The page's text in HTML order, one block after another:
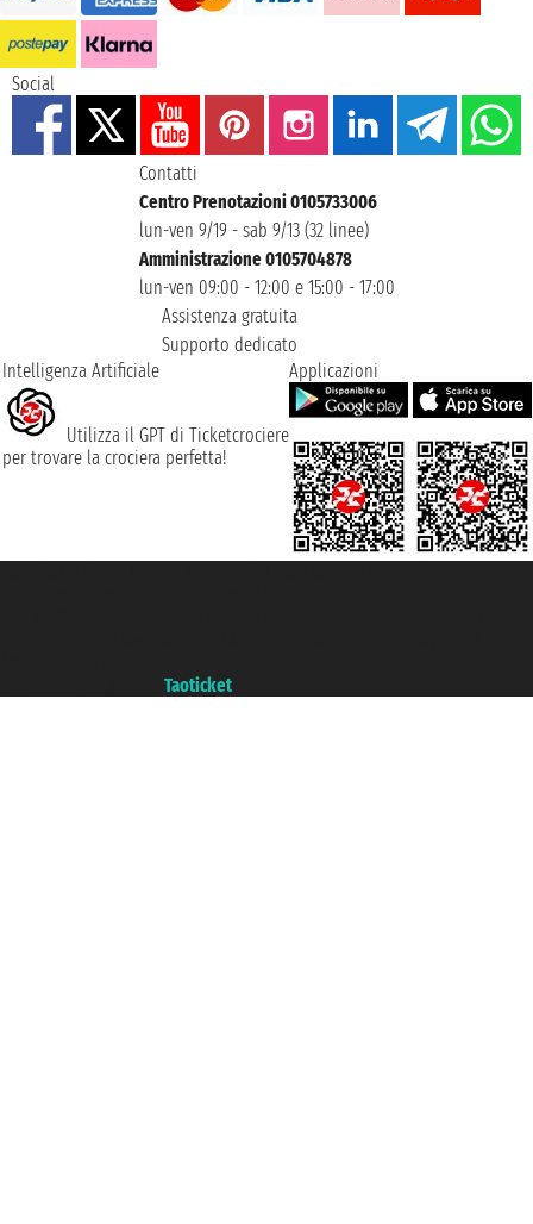
Social
Contatti
Centro Prenotazioni 0105733006
lun-ven 9/19 - sab 9/13 (32 linee)
Amministrazione 0105704878
lun-ven 09:00 - 12:00 e 15:00 - 17:00
Assistenza gratuita
Supporto dedicato
Intelligenza Artificiale
Utilizza il GPT di Ticketcrociere
per trovare la crociera perfetta!
Applicazioni
Taoticket